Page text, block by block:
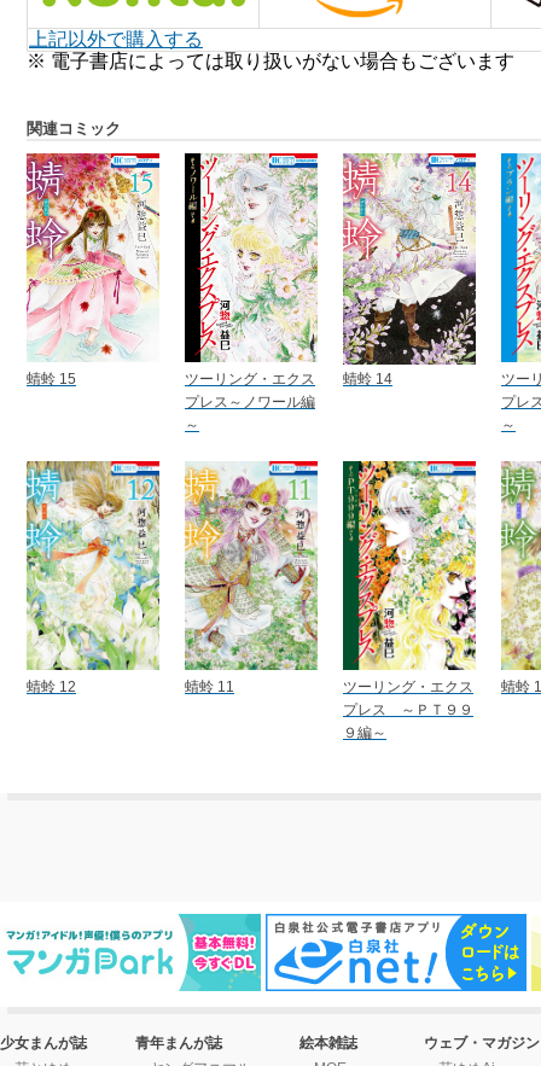
上記以外で購入する
※ 電子書店によっては取り扱いがない場合もございます
関連コミック
蜻蛉 15
ツーリング・エクス
プレス～ノワール編
～
蜻蛉 14
ツー
プレ
～
蜻蛉 12 蜻蛉 11
ツーリング・エクス
プレス ～ＰＴ９９
９編～
蜻蛉
少女まんが誌
青年まんが誌
絵本雑誌
ウェブ・マガジン